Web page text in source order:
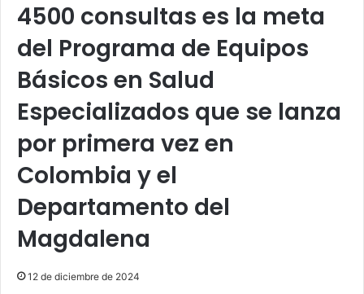
4500 consultas es la meta
del Programa de Equipos
Básicos en Salud
Especializados que se lanza
por primera vez en
Colombia y el
Departamento del
Magdalena
12 de diciembre de 2024